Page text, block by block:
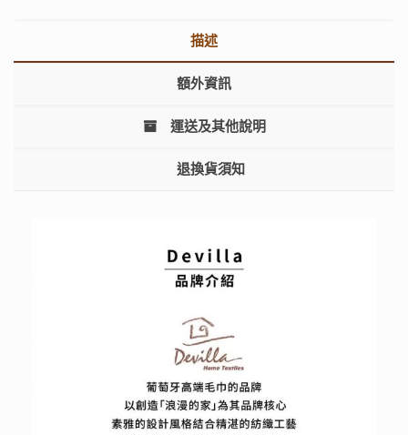
描述
額外資訊
運送及其他說明
退換貨須知